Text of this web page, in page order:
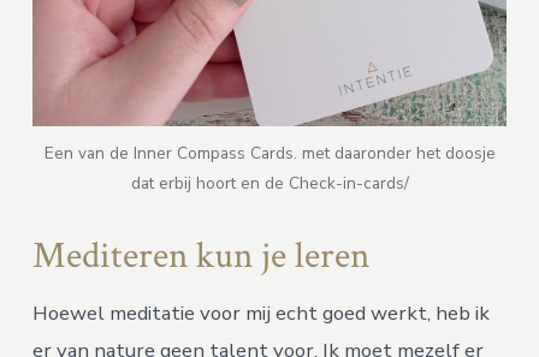
Een van de Inner Compass Cards. met daaronder het doosje
dat erbij hoort en de Check-in-cards/
Mediteren kun je leren
Hoewel meditatie voor mij echt goed werkt, heb ik
er van nature geen talent voor. Ik moet mezelf er